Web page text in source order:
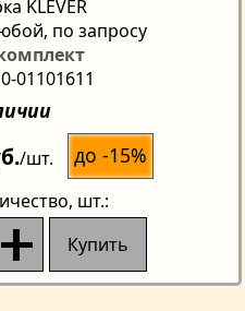
KLEVER
по запросу
01101611
/шт. до -15%
, шт.:
Купить